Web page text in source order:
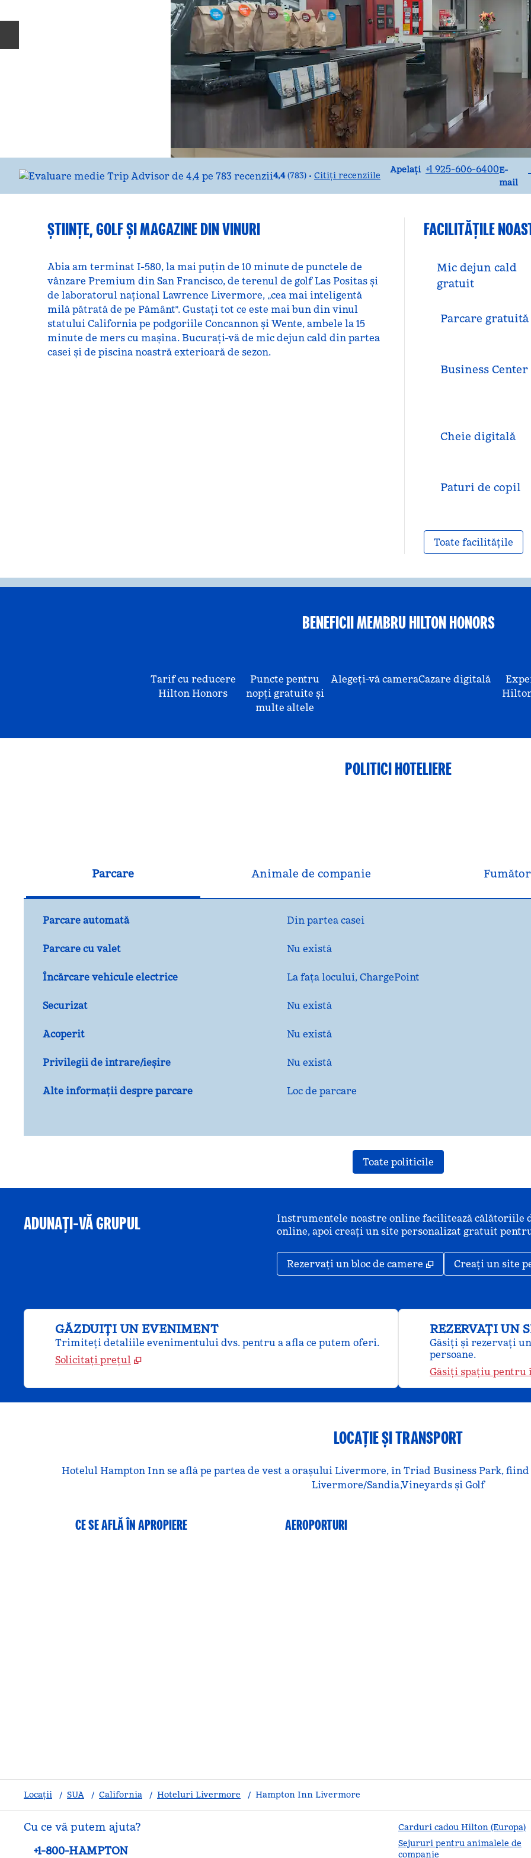
4,4 (783) • Citiți recenziile
Apelați
Apel +1 925-606-6400E-
mail
E-
ȘTIINȚE, GOLF ȘI MAGAZINE DIN VINURI
Abia am terminat I-580, la mai puțin de 10 minute de punctele de
vânzare Premium din San Francisco, de terenul de golf Las Positas și
de laboratorul național Lawrence Livermore, „cea mai inteligentă
milă pătrată de pe Pământ”. Gustați tot ce este mai bun din vinul
statului California pe podgoriile Concannon și Wente, ambele la 15
minute de mers cu mașina. Bucurați-vă de mic dejun cald din partea
casei și de piscina noastră exterioară de sezon.
FACILITĂŢILE
Mic dejun cald
gratuit
Parcare gratuită
Business Center
Cheie digitală
Paturi de copil
Toate facilitățile
BENEFICII MEMBRU HILTON HONORS
Tarif cu reducere
Hilton Honors
Puncte pentru
nopți gratuite și
multe altele
Alegeți-vă cameraCazare digitală
POLITICI HOTELIERE
Parcare Animale de companie
Parcare automată Din partea casei
Parcare cu valet Nu există
Încărcare vehicule electrice La fața locului, ChargePoint
Securizat Nu există
Acoperit Nu există
Privilegii de intrare/ieșire Nu există
Alte informații despre parcare Loc de parcare
Toate politicile
ADUNAȚI-VĂ GRUPUL
Instrumentele noastre online facilitează călătoriile
online, apoi creați un site personalizat gratuit
Rezervați un bloc de camere , Deschide o filă
Creați un site
GĂZDUIȚI UN EVENIMENT
Trimiteți detaliile evenimentului dvs. pentru a afla ce putem oferi.
Solicitați prețul
REZERVAȚI UN
Găsiți și rezervați
persoane.
Găsiți spațiu
LOCAȚIE ȘI TRANSPORT
Hotelul Hampton Inn se află pe partea de vest a orașului Livermore, în Triad Business Park,
Livermore/Sandia,Vineyards și Golf
CE SE AFLĂ ÎN APROPIERE AEROPORTURI
Locații / SUA / California / Hoteluri Livermore / Hampton Inn Livermore
Cu ce vă putem ajuta?
Telefon:
+1-800-HAMPTON
Carduri cadou Hilton (Europa)
Sejururi pentru animalele de
companie